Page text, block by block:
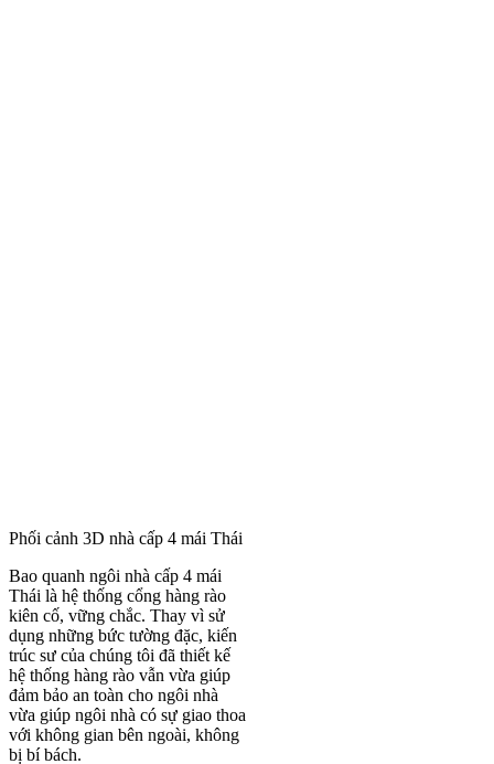
Phối cảnh 3D nhà cấp 4 mái Thái được săn đón nhất hiện nay tại
Bao quanh ngôi nhà cấp 4 mái
Thái là hệ thống cổng hàng rào
kiên cố, vững chắc. Thay vì sử
dụng những bức tường đặc, kiến
trúc sư của chúng tôi đã thiết kế
hệ thống hàng rào vẫn vừa giúp
đảm bảo an toàn cho ngôi nhà
vừa giúp ngôi nhà có sự giao thoa
với không gian bên ngoài, không
bị bí bách.